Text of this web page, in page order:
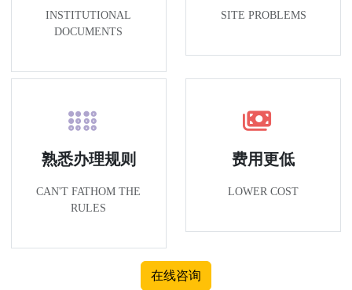
INSTITUTIONAL
DOCUMENTS
SITE PROBLEMS
熟悉办理规则
CAN'T FATHOM THE
RULES
费用更低
LOWER COST
在线咨询